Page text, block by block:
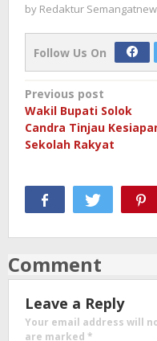
by Redaktur
Follow Us On
Post
navigation
Previous post
Wakil Bupati Solok
Candra Tinjau
Sekolah Rakyat
Comment
Leave a Reply
Your email address will
are marked *